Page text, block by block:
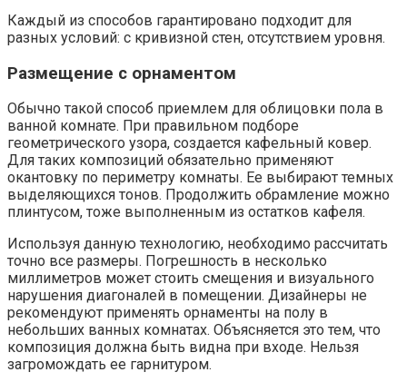
Каждый из способов гарантировано подходит для
разных условий: с кривизной стен, отсутствием уровня.
Размещение с орнаментом
Обычно такой способ приемлем для облицовки пола в
ванной комнате. При правильном подборе
геометрического узора, создается кафельный ковер.
Для таких композиций обязательно применяют
окантовку по периметру комнаты. Ее выбирают темных
выделяющихся тонов. Продолжить обрамление можно
плинтусом, тоже выполненным из остатков кафеля.
Используя данную технологию, необходимо рассчитать
точно все размеры. Погрешность в несколько
миллиметров может стоить смещения и визуального
нарушения диагоналей в помещении. Дизайнеры не
рекомендуют применять орнаменты на полу в
небольших ванных комнатах. Объясняется это тем, что
композиция должна быть видна при входе. Нельзя
загромождать ее гарнитуром.